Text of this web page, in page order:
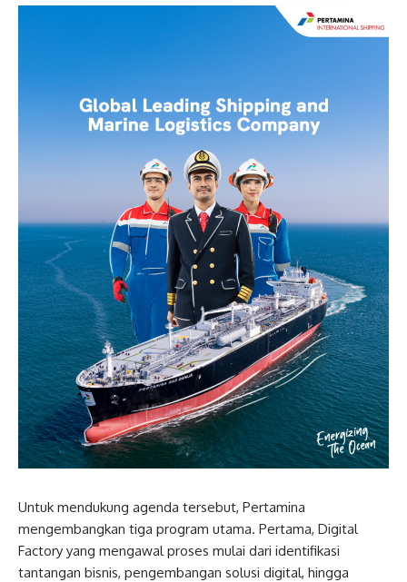
Untuk mendukung agenda tersebut, Pertamina
mengembangkan tiga program utama. Pertama, Digital
Factory yang mengawal proses mulai dari identifikasi
tantangan bisnis, pengembangan solusi digital, hingga